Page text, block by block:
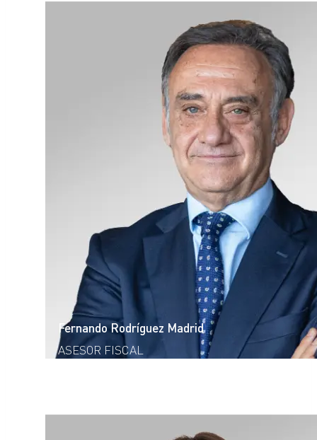
Fernando Rodríguez Madrid
ASESOR FISCAL